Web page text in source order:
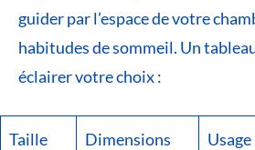
guider par l’espace de votre
habitudes de sommeil. Un
éclairer votre choix :
Taille
Dimensions
Usage